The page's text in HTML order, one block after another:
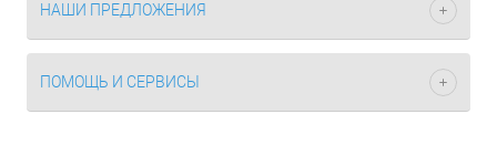
НАШИ ПРЕДЛОЖЕНИЯ
ПОМОЩЬ И СЕРВИСЫ